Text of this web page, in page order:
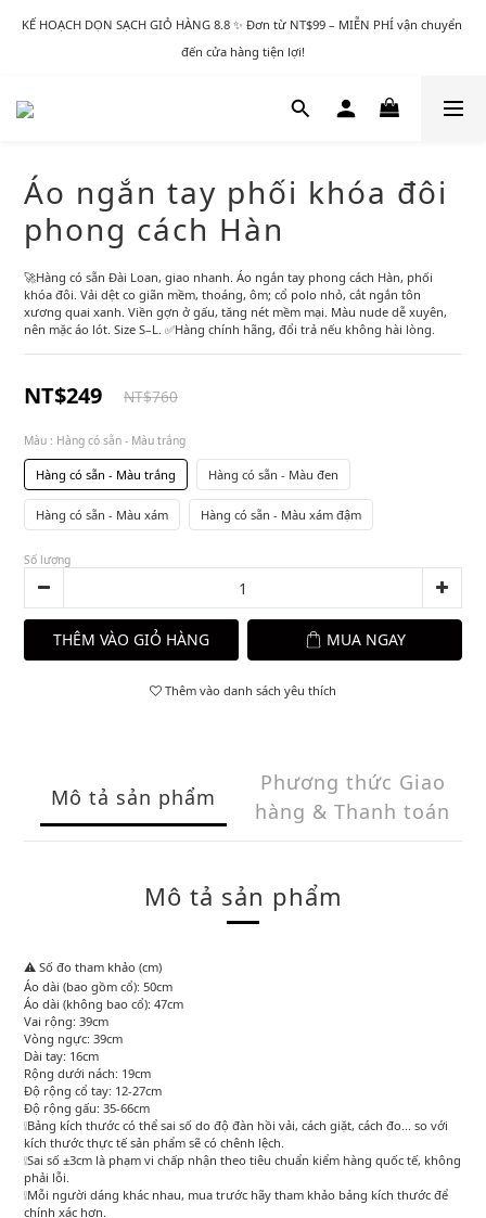
KẾ HOẠCH DỌN SẠCH GIỎ HÀNG 8.8 ✨ Đơn từ NT$99 – MIỄN PHÍ vận chuyển
đến cửa hàng tiện lợi!
Áo ngắn tay phối khóa đôi
phong cách Hàn
🚀Hàng có sẵn Đài Loan, giao nhanh. Áo ngắn tay phong cách Hàn, phối
khóa đôi. Vải dệt co giãn mềm, thoáng, ôm; cổ polo nhỏ, cắt ngắn tôn
xương quai xanh. Viền gợn ở gấu, tăng nét mềm mại. Màu nude dễ xuyên,
nên mặc áo lót. Size S–L. ✅Hàng chính hãng, đổi trả nếu không hài lòng.
NT$249 NT$760
Màu : Hàng có sẵn - Màu trắng
Hàng có sẵn - Màu trắng Hàng có sẵn - Màu đen
Hàng có sẵn - Màu xám Hàng có sẵn - Màu xám đậm
Số lượng
THÊM VÀO GIỎ HÀNG MUA NGAY
Thêm vào danh sách yêu thích
Mô tả sản phẩm
Phương thức Giao
hàng & Thanh toán
Mô tả sản phẩm
⚠️ Số đo tham khảo (cm)
Áo dài (bao gồm cổ): 50cm
Áo dài (không bao cổ): 47cm
Vai rộng: 39cm
Vòng ngực: 39cm
Dài tay: 16cm
Rộng dưới nách: 19cm
Độ rộng cổ tay: 12-27cm
Độ rộng gấu: 35-66cm
❕Bảng kích thước có thể sai số do độ đàn hồi vải, cách giặt, cách đo... so với
kích thước thực tế sản phẩm sẽ có chênh lệch.
❕Sai số ±3cm là phạm vi chấp nhận theo tiêu chuẩn kiểm hàng quốc tế, không
phải lỗi.
❕Mỗi người dáng khác nhau, mua trước hãy tham khảo bảng kích thước để
chính xác hơn.